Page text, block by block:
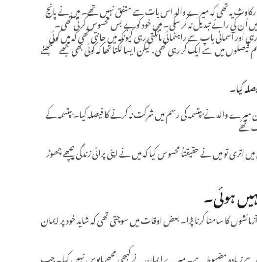
یہ تھی کہ میرے والد اس بات سے متفق نہیں تھے۔ میں نے پانچ
اُن کی رائے تبدیل نہ کر سکی۔ میں خود کو بے بس محسوس کرتی تھی۔
آسمانی باپ سے راہنمائی مانگتی رہی کیونکہ میں جانتی تھی کہ میں کوئی
میں سے ایک کر رہی تھی، لیکن ایسا لگتا تھا کہ کوئی بھی مجھے سمجھنے
کیا۔
والد نے بپتسمہ کی رسم میں شرکت نہ کرنے کا فیصلہ کیا۔ بپتسمہ کے
تھے
تو میں نے حقیقتاً محسوس کیا کہ میں نے اپنی پرانی زندگی پیچھے چھوڑ
ہوئی۔
کا سامنا کرنا پڑا۔ بعض اوقات میں سوچتی تھی کہ شاید خود پر ایمان
سے زیادہ مضبوط ہے۔ میرے ایمان نے کبھی مجھے مایوس نہیں کیا۔ جب